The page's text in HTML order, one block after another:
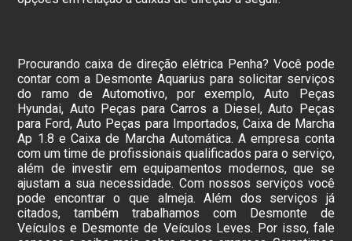
Procurando caixa de direção elétrica Penha? Você pode
contar com a Desmonte Aquarius para solicitar serviços
do ramo de Automotivo, por exemplo, Auto Peças
Hyundai, Auto Peças para Carros a Diesel, Auto Peças
para Ford, Auto Peças para Importados, Caixa de Marcha
Ap 1.8 e Caixa de Marcha Automática. A empresa conta
com um time de profissionais qualificados para o serviço,
além de investir em equipamentos modernos, que se
ajustam a sua necessidade. Com nossos serviços você
pode encontrar o que almeja. Além dos serviços já
citados, também trabalhamos com Desmonte de
Veículos e Desmonte de Veículos Leves. Por isso, fale